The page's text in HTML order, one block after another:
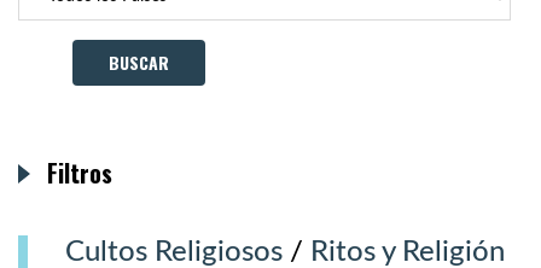
Cultos Religiosos / Ritos y Religión
Filtros